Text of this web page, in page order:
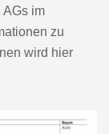
AGs im
zu
wird hier